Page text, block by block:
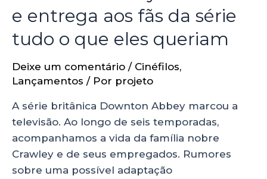
e entrega aos fãs da série
tudo o que eles queriam
Deixe um comentário / Cinéfilos,
Lançamentos / Por projeto
A série britânica Downton Abbey marcou a
televisão. Ao longo de seis temporadas,
acompanhamos a vida da família nobre
Crawley e de seus empregados. Rumores
sobre uma possível adaptação